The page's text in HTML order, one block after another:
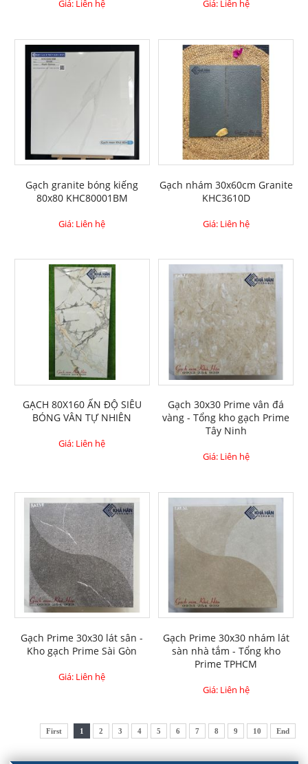
Giá: Liên hệ Giá: Liên hệ
Gạch granite bóng kiếng
80x80 KHC80001BM
Giá: Liên hệ
Gạch nhám 30x60cm Granite
KHC3610D
Giá: Liên hệ
GẠCH 80X160 ẤN ĐỘ SIÊU
BÓNG VÂN TỰ NHIÊN
Giá: Liên hệ
Gạch 30x30 Prime vân đá
vàng - Tổng kho gạch Prime
Tây Ninh
Giá: Liên hệ
Gạch Prime 30x30 lát sân -
Kho gạch Prime Sài Gòn
Giá: Liên hệ
Gạch Prime 30x30 nhám lát
sàn nhà tắm - Tổng kho
Prime TPHCM
Giá: Liên hệ
First 1 2 3 4 5 6 7 8 9 10 End